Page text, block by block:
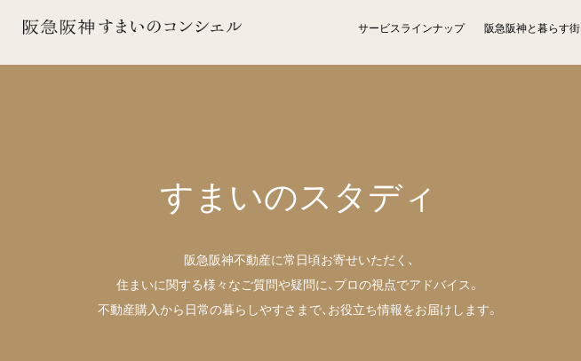
サービスラインナップ 阪急阪神と暮らす街
すまいのスタディ
阪急阪神不動産に常日頃お寄せいただく、
住まいに関する様々なご質問や疑問に、 プロの視点でアドバイス。
不動産購入から日常の暮らしやすさまで、 お役立ち情報をお届けします。